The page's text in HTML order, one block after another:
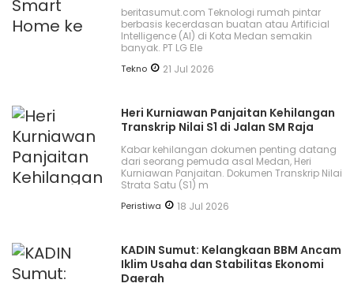
beritasumut.com Teknologi rumah pintar
berbasis kecerdasan buatan atau Artificial
Intelligence (AI) di Kota Medan semakin
banyak. PT LG Ele
Tekno 21 Jul 2026
Heri Kurniawan Panjaitan Kehilangan
Transkrip Nilai S1 di Jalan SM Raja
Kabar kehilangan dokumen penting datang
dari seorang pemuda asal Medan, Heri
Kurniawan Panjaitan. Dokumen Transkrip Nilai
Strata Satu (S1) m
Peristiwa 18 Jul 2026
KADIN Sumut: Kelangkaan BBM Ancam
Iklim Usaha dan Stabilitas Ekonomi
Daerah